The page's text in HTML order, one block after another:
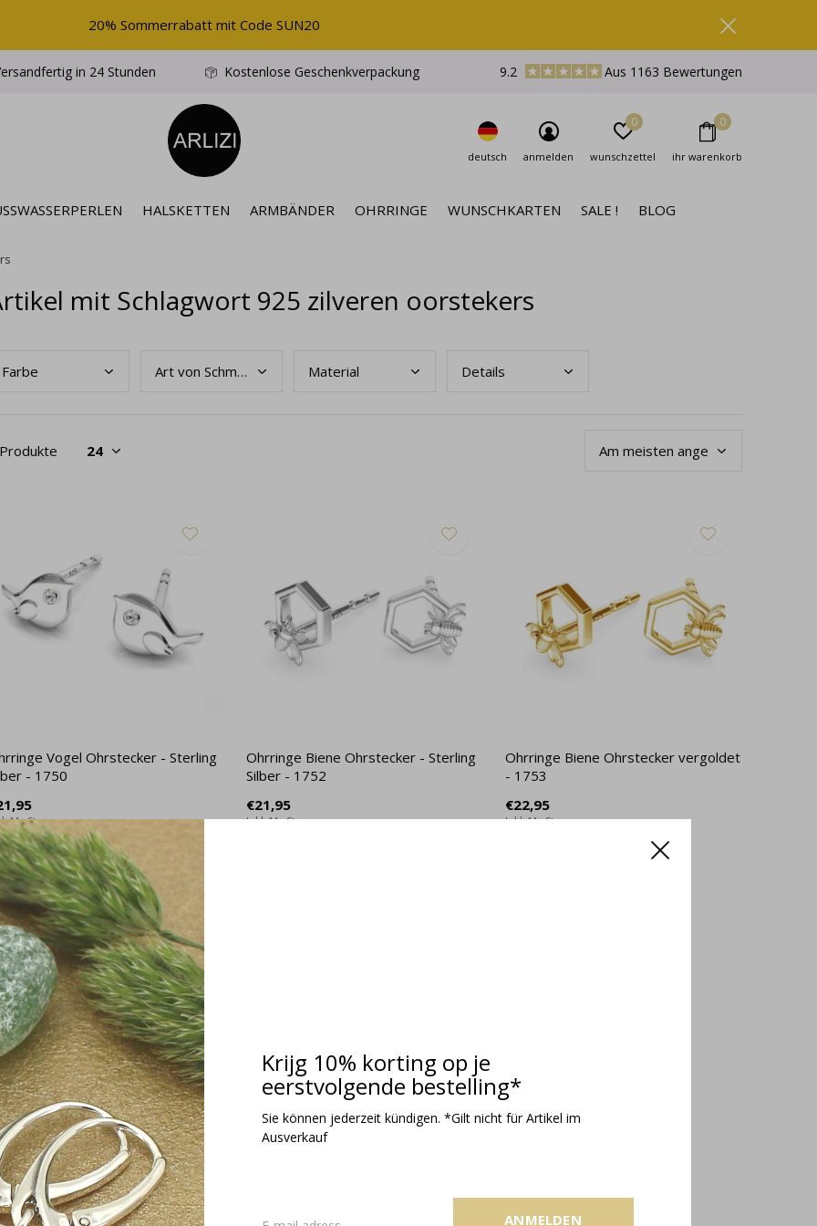
Krijg 10% korting op je
eerstvolgende bestelling*
Sie können jederzeit kündigen. *Gilt nicht für Artikel im
Ausverkauf
ANMELDEN
HALSKETTEN ARMBÄNDER OHRRINGE WUNSCHKARTEN SALE ! BLOG
deutsch anmelden wunschzettel
0
ihr warenkorb
0
in 24 Stunden Kostenlose Geschenkverpackung 9.2 Aus 1163 Bewertungen
20% Sommerrabatt mit Code SUN20
mit Schlagwort 925 zilveren oorstekers
Farbe Art von Schmuck Material Details
Vogel Ohrstecker - Sterling
- 1750
MwSt.
Ohrringe Biene Ohrstecker - Sterling
Silber - 1752
€21,95
Inkl. MwSt.
Ohrringe Biene Ohrstecker vergoldet
- 1753
€22,95
Inkl. MwSt.
Vogel Ohrstecker vergoldet
MwSt.